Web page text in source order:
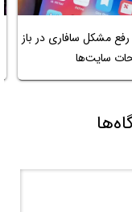
مشکل سافاری در باز
سایت‌ها